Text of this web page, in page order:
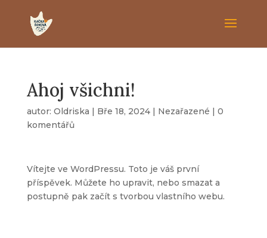
Ahoj všichni!
autor: Oldriska | Bře 18, 2024| Nezařazené | 0
komentářů
Vítejte ve WordPressu. Toto je váš první
příspěvek. Můžete ho upravit, nebo smazat a
postupně pak začít s tvorbou vlastního webu.